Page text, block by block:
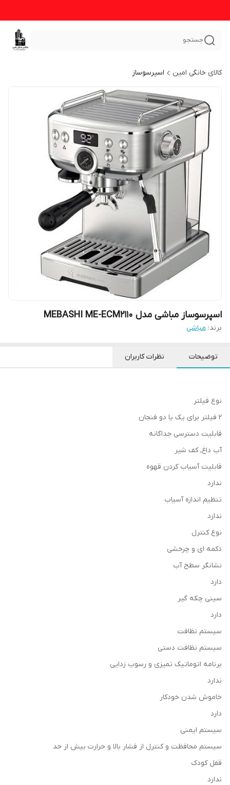
جستجو
کالای خانگی امین اسپرسوساز
اسپرسوساز مباشی مدل MEBASHI ME-ECM2110
برند: مباشی
توضیحات نظرات کاربران
نوع فیلتر
2 فیلتر برای یک یا دو فنجان
قابلیت دسترسی جداگانه
آب داغ, کف شیر
قابلیت آسیاب کردن قهوه
ندارد
تنظیم اندازه آسیاب
ندارد
نوع کنترل
دکمه ای و چرخشی
نشانگر سطح آب
دارد
سینی چکه گیر
دارد
سیستم نظافت
سیستم نظافت دستی
برنامه اتوماتیک تمیزی و رسوب زدایی
ندارد
خاموش شدن خودکار
دارد
سیستم ایمنی
سیستم محافظت و کنترل از فشار بالا و حرارت بیش از حد
قفل کودک
ندارد